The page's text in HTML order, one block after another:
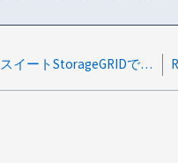
SSL暗号ブロックチェーン暗号スイートStorageGRIDでサポートされている脆弱性